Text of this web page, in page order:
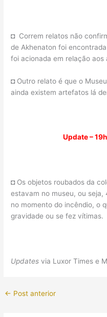
◘ Correm relatos não
de Akhenaton foi
foi acionada em relação aos
◘ Outro relato é que o
ainda existem artefatos lá
Update –
◘ Os objetos roubados da
estavam no museu, ou
no momento do incêndio, o
gravidade ou se fez vítimas.
Updates via Luxor Times e
← Post anterior